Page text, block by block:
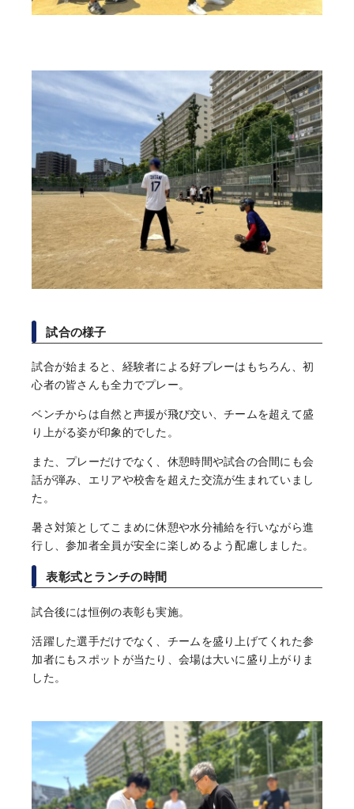
試合の様子
試合が始まると、経験者による好プレーはもちろん、初
心者の皆さんも全力でプレー。
ベンチからは自然と声援が飛び交い、チームを超えて盛
り上がる姿が印象的でした。
また、プレーだけでなく、休憩時間や試合の合間にも会
話が弾み、エリアや校舎を超えた交流が生まれていまし
た。
暑さ対策としてこまめに休憩や水分補給を行いながら進
行し、参加者全員が安全に楽しめるよう配慮しました。
表彰式とランチの時間
試合後には恒例の表彰も実施。
活躍した選手だけでなく、チームを盛り上げてくれた参
加者にもスポットが当たり、会場は大いに盛り上がりま
した。